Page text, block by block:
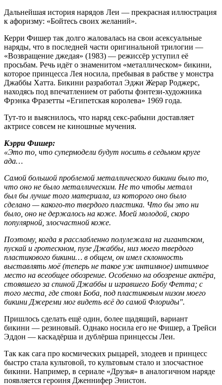
Дальнейшая история нарядов Леи — прекрасная иллюстрация
к афоризму: «Бойтесь своих желаний».
Керри Фишер так долго жаловалась на свои асексуальные
наряды, что в последней части оригинальной трилогии —
«Возвращение джедая» (1983) — режиссёр уступил её
просьбам. Речь идёт о знаменитом «металлическом» бикини,
которое принцесса Лея носила, пребывая в рабстве у монстра
Джаббы Хатта. Бикини разработал Эджи Жерар Роджерс,
находясь под впечатлением от работы фэнтези-художника
Фрэнка Фразетты «Египетская королева» 1969 года.
Тут-то и выяснилось, что наряд секс-рабыни доставляет
актрисе совсем не киношные мучения.
Кэрри Фишер:
«Это то, что супермодели будут носить в седьмом круге
ада…
Самой большой проблемой металлического бикини было то,
что оно не было металлическим. Не то чтобы металл
был бы лучше того материала, из которого оно было
сделано — какого-то твердого пластика. Что бы это ни
было, оно не держалось на коже. Моей молодой, скоро
популярной, злосчастной коже.
Поэтому, когда я расслабленно полулежала на гигантском,
пускай и гротескном, пузе Джаббы, низ моего твердого
пластикового бикини… в общем, он имел склонность
выставлять моё (теперь не такое уж интимное) интимное
место на всеобщее обозрение. Особенно на обозрение актёра,
стоявшего за спиной Джаббы и игравшего Бобу Фетта; с
того места, где стоял Боба, под пластиковым низом моего
бикини Джереми мог видеть всё до самой Флориды".
Пришлось сделать ещё один, более щадящий, вариант
бикини — резиновый. Однако носила его не Фишер, а Трейси
Эддон — каскадёрша и дублёрша принцессы Леи.
Так как сага про космических рыцарей, злодеев и принцесс
быстро стала культовой, то культовым стало и злосчастное
бикини. Например, в сериале «Друзья» в аналогичном наряде
появляется героиня Дженнифер Энистон.